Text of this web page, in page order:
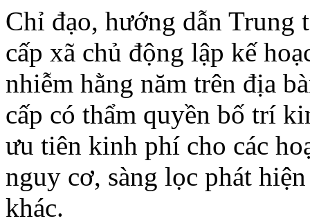
Chỉ đạo, hướng dẫn Trung
cấp xã chủ động lập kế
nhiễm hằng năm trên địa
cấp có thẩm quyền bố trí
ưu tiên kinh phí cho các
nguy cơ, sàng lọc phát
khác.